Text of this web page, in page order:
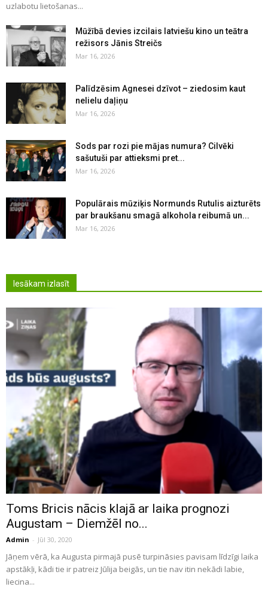
uzlabotu lietošanas...
Mūžībā devies izcilais latviešu kino un teātra
režisors Jānis Streičs
Mar 16, 2026
Palīdzēsim Agnesei dzīvot – ziedosim kaut
nelielu daļiņu
Mar 16, 2026
Sods par rozi pie mājas numura? Cilvēki
sašutuši par attieksmi pret...
Mar 16, 2026
Populārais mūziķis Normunds Rutulis aizturēts
par braukšanu smagā alkohola reibumā un...
Mar 16, 2026
Iesākam izlasīt
Toms Bricis nācis klajā ar laika prognozi
Augustam – Diemžēl no...
Admin - Jūl 30, 2020
Jāņem vērā, ka Augusta pirmajā pusē turpināsies pavisam līdzīgi laika
apstākļi, kādi tie ir patreiz Jūlija beigās, un tie nav itin nekādi labie,
liecina...